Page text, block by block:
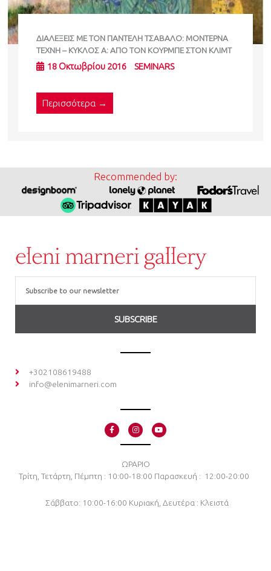
ΔΙΑΛΕΞΕΙΣ ΜΕ ΤΟΝ ΠΑΝΤΕΛΗ ΤΣΑΒΑΛΟ: ΜΟΝΤΕΡΝΑ
ΤΕΧΝΗ – ΚΥΚΛΟΣ Α: ΑΠΟ ΤΟΝ ΚΟΥΡΜΠΕ ΣΤΟΝ ΚΛΙΜΤ
18 Οκτωβρίου 2016 SEMINARS
Περισσότερα →
Recommended by:
SUBSCRIBE
+302108619488
info@elenimarneri.com
F
a
k
I
n
t
g
r
a
Y
o
ΩΡΑΡΙΟ
Τρίτη, Τετάρτη, Πέμπτη : 10:00-18:00 Παρασκευή : 12:00-20:00
Σάββατο: 10:00-16:00 Κυριακή, Δευτέρα : Κλειστά